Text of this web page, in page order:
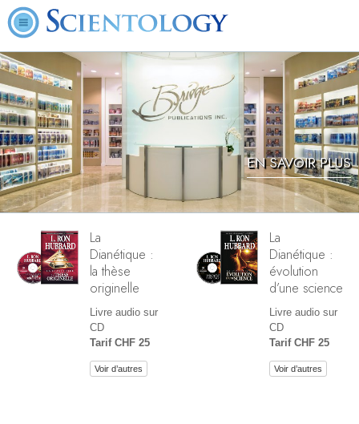
EN SAVOIR PLUS
La
Dianétique :
la thèse
originelle
Livre audio sur
CD
Tarif CHF 25
Voir d’autres
La
Dianétique :
évolution
d’une science
Livre audio sur
CD
Tarif CHF 25
Voir d’autres